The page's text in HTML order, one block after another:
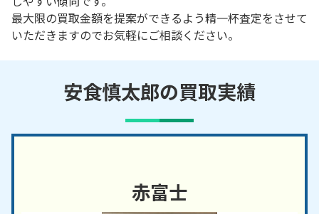
最大限の買取金額を提案ができるよう精一杯査定をさせて
いただきますのでお気軽にご相談ください。
安食慎太郎の買取実績
赤富士